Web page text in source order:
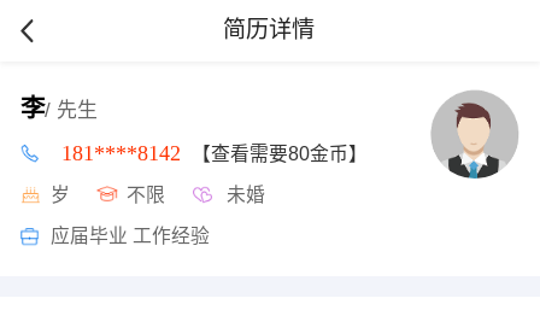
简历详情
李/ 先生
181****8142 【查看需要80金币】
岁 不限 未婚
应届毕业 工作经验